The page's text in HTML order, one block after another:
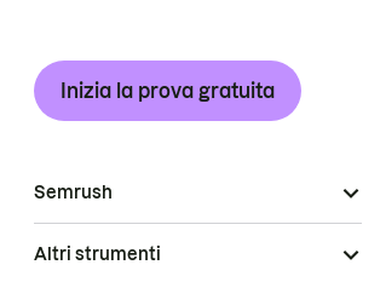
Inizia la prova gratuita
Semrush
Altri strumenti